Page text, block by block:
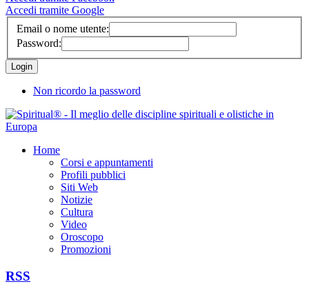
Accedi tramite Google
Email o nome utente:
Password:
Non ricordo la password
Home
Corsi e appuntamenti
Profili pubblici
Siti Web
Notizie
Cultura
Video
Oroscopo
Promozioni
RSS